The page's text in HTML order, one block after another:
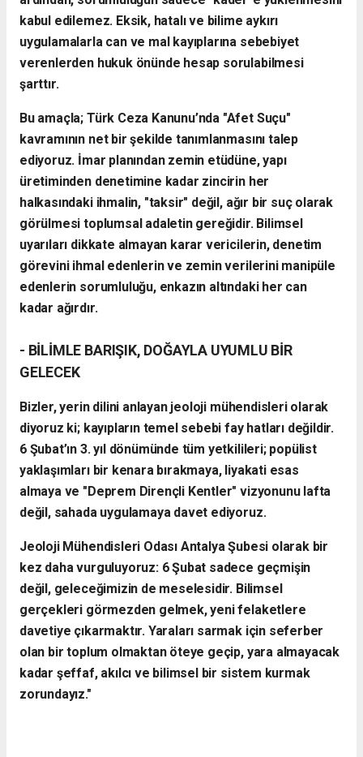
kabul edilemez. Eksik, hatalı ve bilime aykırı
uygulamalarla can ve mal kayıplarına sebebiyet
verenlerden hukuk önünde hesap sorulabilmesi
şarttır.
Bu amaçla; Türk Ceza Kanunu’nda "Afet Suçu"
kavramının net bir şekilde tanımlanmasını talep
ediyoruz. İmar planından zemin etüdüne, yapı
üretiminden denetimine kadar zincirin her
halkasındaki ihmalin, "taksir" değil, ağır bir suç olarak
görülmesi toplumsal adaletin gereğidir. Bilimsel
uyarıları dikkate almayan karar vericilerin, denetim
görevini ihmal edenlerin ve zemin verilerini manipüle
edenlerin sorumluluğu, enkazın altındaki her can
kadar ağırdır.
- BİLİMLE BARIŞIK, DOĞAYLA UYUMLU BİR
GELECEK
Bizler, yerin dilini anlayan jeoloji mühendisleri olarak
diyoruz ki; kayıpların temel sebebi fay hatları değildir.
6 Şubat’ın 3. yıl dönümünde tüm yetkilileri; popülist
yaklaşımları bir kenara bırakmaya, liyakati esas
almaya ve "Deprem Dirençli Kentler" vizyonunu lafta
değil, sahada uygulamaya davet ediyoruz.
Jeoloji Mühendisleri Odası Antalya Şubesi olarak bir
kez daha vurguluyoruz: 6 Şubat sadece geçmişin
değil, geleceğimizin de meselesidir. Bilimsel
gerçekleri görmezden gelmek, yeni felaketlere
davetiye çıkarmaktır. Yaraları sarmak için seferber
olan bir toplum olmaktan öteye geçip, yara almayacak
kadar şeffaf, akılcı ve bilimsel bir sistem kurmak
zorundayız."